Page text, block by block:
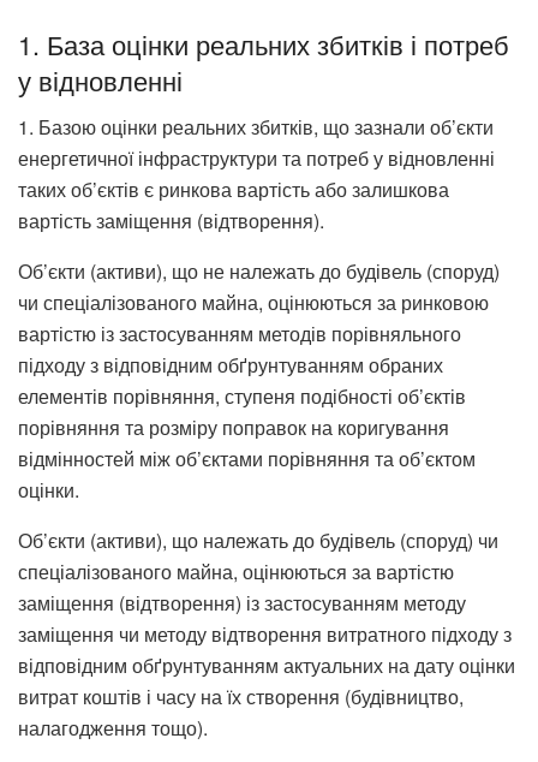
1. База оцінки реальних збитків і потреб
у відновленні
1. Базою оцінки реальних збитків, що зазнали об’єкти
енергетичної інфраструктури та потреб у відновленні
таких об’єктів є ринкова вартість або залишкова
вартість заміщення (відтворення).
Об’єкти (активи), що не належать до будівель (споруд)
чи спеціалізованого майна, оцінюються за ринковою
вартістю із застосуванням методів порівняльного
підходу з відповідним обґрунтуванням обраних
елементів порівняння, ступеня подібності об’єктів
порівняння та розміру поправок на коригування
відмінностей між об’єктами порівняння та об’єктом
оцінки.
Об’єкти (активи), що належать до будівель (споруд) чи
спеціалізованого майна, оцінюються за вартістю
заміщення (відтворення) із застосуванням методу
заміщення чи методу відтворення витратного підходу з
відповідним обґрунтуванням актуальних на дату оцінки
витрат коштів і часу на їх створення (будівництво,
налагодження тощо).